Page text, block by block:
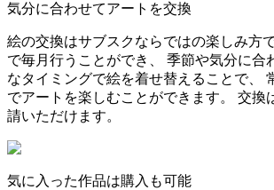
気分に合わせてアートを交換
絵の交換はサブスクならではの楽しみ方
で毎月行うことができ、 季節や気分に合
なタイミングで絵を着せ替えることで、
でアートを楽しむことができます。 交換
請いただけます。
気に入った作品は購入も可能